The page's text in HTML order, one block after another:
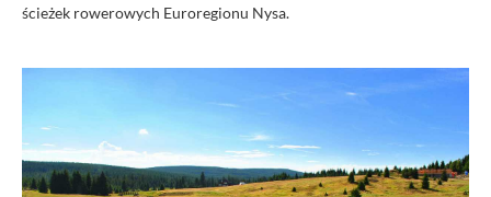
ścieżek rowerowych Euroregionu Nysa.